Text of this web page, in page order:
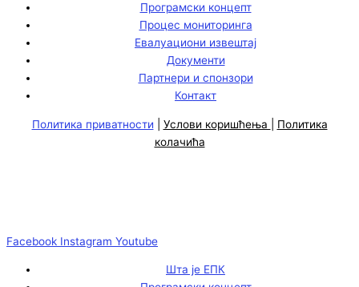
Програмски концепт
Процес мониторинга
Евалуациони извештај
Документи
Партнери и спонзори
Контакт
Политика приватности Услови коришћења
Политика
колачића
Facebook Instagram Youtube
Шта је ЕПК